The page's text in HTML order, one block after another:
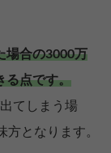
場合の3000万
る点です。
てしまう場
となります。